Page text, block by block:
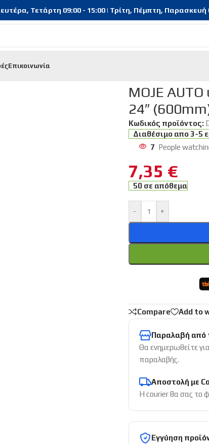
Τετάρτη 09:00 - 15:00 | Τρίτη, Πέμπτη, Παρασκευή
Επικοινωνία
MOJE
24″
Κωδικός προϊόντος:
Διαθέσιμο απο 3-5
7 People
7,35 €
50 σε απόθεμα
- +
Compare Add to
Παραλαβή από
Θα ενημερωθείτε
παραλαβής.
Αποστολή με
Η courier θα σας το
Εγγύηση